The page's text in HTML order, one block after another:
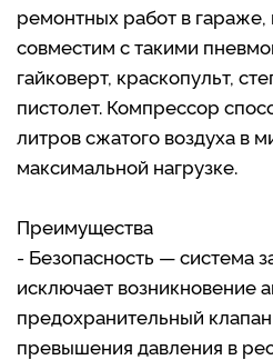
ремонтных работ в гараже,
совместим с такими
гайковерт, краскопульт,
пистолет. Компрессор
литров сжатого воздуха в
максимальной нагрузке.
Преимущества
- Безопасность — система
исключает возникновение
предохранительный
превышения давления в